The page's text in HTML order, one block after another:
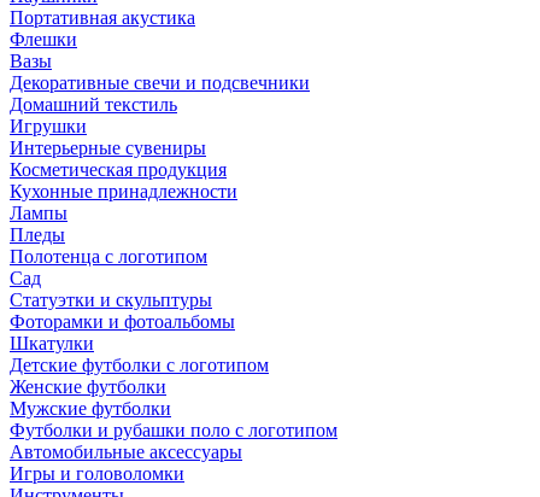
Портативная акустика
Флешки
Вазы
Декоративные свечи и подсвечники
Домашний текстиль
Игрушки
Интерьерные сувениры
Косметическая продукция
Кухонные принадлежности
Лампы
Пледы
Полотенца с логотипом
Сад
Статуэтки и скульптуры
Фоторамки и фотоальбомы
Шкатулки
Детские футболки с логотипом
Женские футболки
Мужские футболки
Футболки и рубашки поло с логотипом
Автомобильные аксессуары
Игры и головоломки